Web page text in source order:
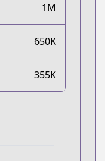
1M
650K
355K